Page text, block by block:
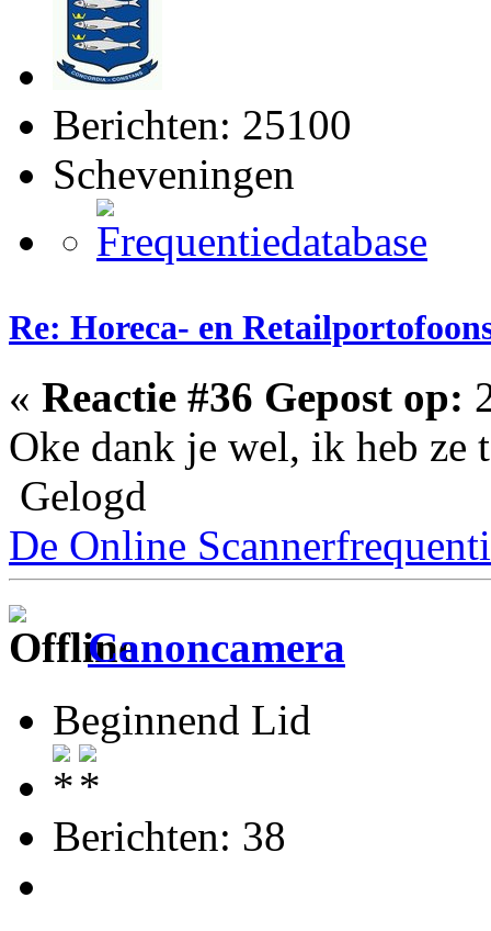
Berichten: 25100
Scheveningen
Re: Horeca- en
« Reactie #36 Gepost op:
Oke dank je wel, ik heb ze
Gelogd
De Online
Canoncamera
Beginnend Lid
Berichten: 38